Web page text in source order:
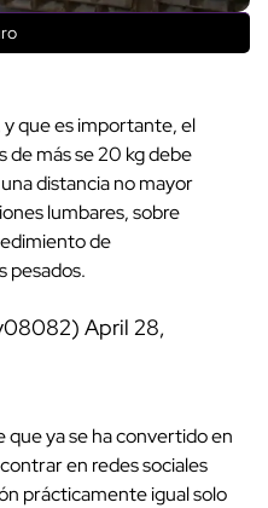
que es importante, el
más se 20 kg debe
distancia no mayor
lumbares, sobre
de
pesados.
April 28,
que ya se ha convertido en
en redes sociales
prácticamente igual solo